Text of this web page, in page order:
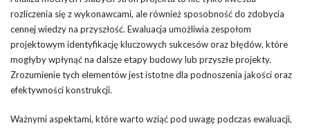
rozliczenia się z wykonawcami, ale również sposobność do zdobycia
cennej wiedzy na przyszłość. Ewaluacja umożliwia zespołom
projektowym identyfikację kluczowych sukcesów oraz błędów, które
mogłyby wpłynąć na dalsze etapy budowy lub przyszłe projekty.
Zrozumienie tych elementów jest istotne dla podnoszenia jakości oraz
efektywności konstrukcji.
Ważnymi aspektami, które warto wziąć pod uwagę podczas ewaluacji,